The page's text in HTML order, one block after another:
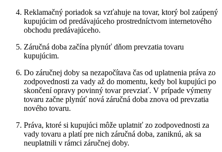
Reklamačný poriadok sa vzťahuje na tovar, ktorý bol zaúpený
kupujúcim od predávajúceho prostredníctvom internetového
obchodu predávajúceho.
Záručná doba začína plynúť dňom prevzatia tovaru
kupujúcim.
Do záručnej doby sa nezapočítava čas od uplatnenia práva zo
zodpovednosti za vady až do momentu, kedy bol kupujúci po
skončení opravy povinný tovar prevziať. V prípade výmeny
tovaru začne plynúť nová záručná doba znova od prevzatia
nového tovaru.
Práva, ktoré si kupujúci môže uplatniť zo zodpovednosti za
vady tovaru a platí pre nich záručná doba, zaniknú, ak sa
neuplatnili v rámci záručnej doby.